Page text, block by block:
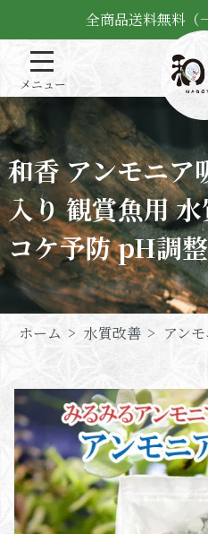
全商品送料無料（
和香 アンモニア
入り 観賞魚用
コケ予防 pH調
ホーム > 水質改善 > アン